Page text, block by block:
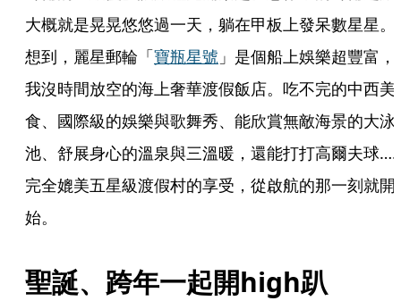
大概就是晃晃悠悠過一天，躺在甲板上發呆數星星。
想到，麗星郵輪「寶瓶星號 」是個船上娛樂超豐富，
我沒時間放空的海上奢華渡假飯店。吃不完的中西美
食、國際級的娛樂與歌舞秀、能欣賞無敵海景的大泳
池、舒展身心的溫泉與三溫暖，還能打打高爾夫球
完全媲美五星級渡假村的享受，從啟航的那一刻就開
始。
聖誕、跨年一起開high趴